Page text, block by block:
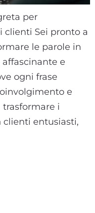
per
clienti Sei pronto a
le parole in
e
ogni frase
e
trasformare i
entusiasti,